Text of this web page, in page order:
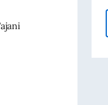
PRESIDENTE DEL